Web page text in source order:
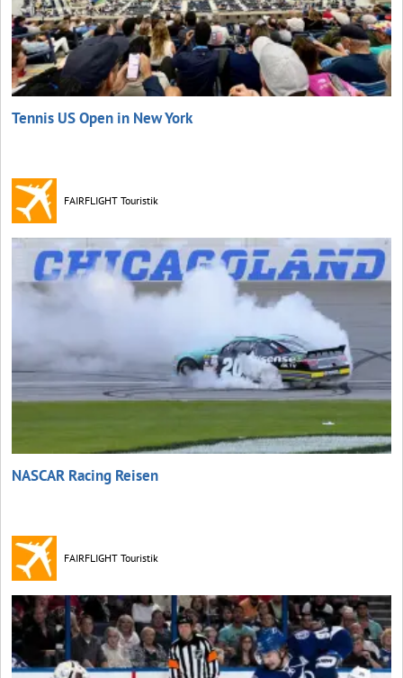
Tennis US Open in New York
FAIRFLIGHT Touristik
NASCAR Racing Reisen
FAIRFLIGHT Touristik